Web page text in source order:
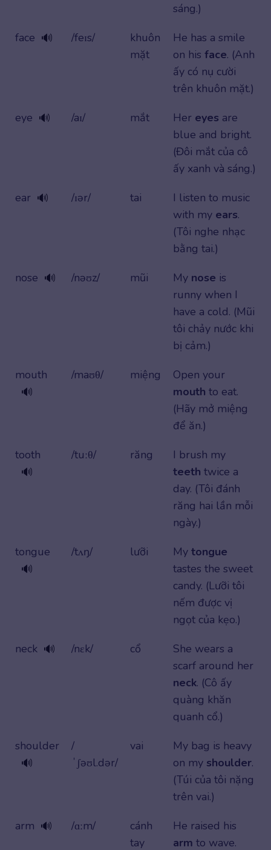
sáng.)
face 🔊 /feɪs/
khuôn
mặt
He has a smile
on his face. (Anh
ấy có nụ cười
trên khuôn mặt.)
eye 🔊 /aɪ/ mắt Her eyes are
blue and bright.
(Đôi mắt của cô
ấy xanh và sáng.)
ear 🔊 /ɪər/ tai
I listen to music
with my ears.
(Tôi nghe nhạc
bằng tai.)
nose 🔊 /nəʊz/ mũi My nose is
runny when I
have a cold. (Mũi
tôi chảy nước khi
bị cảm.)
mouth
🔊
/maʊθ/ miệng
Open your
mouth to eat.
(Hãy mở miệng
để ăn.)
tooth
🔊
/tuːθ/ răng
I brush my
teeth twice a
day. (Tôi đánh
răng hai lần mỗi
ngày.)
tongue
🔊
/tʌŋ/ lưỡi My tongue
tastes the sweet
candy. (Lưỡi tôi
nếm được vị
ngọt của kẹo.)
neck 🔊 /nɛk/ cổ
She wears a
scarf around her
neck. (Cô ấy
quàng khăn
quanh cổ.)
shoulder
🔊
/
ˈʃəʊl.dər/
vai
My bag is heavy
on my shoulder.
(Túi của tôi nặng
trên vai.)
arm 🔊 /ɑːm/
cánh
tay
He raised his
arm to wave.